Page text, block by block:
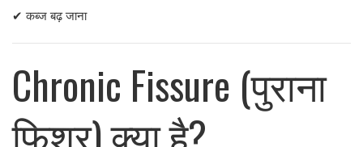
✔ कब्ज बढ़ जाना
Chronic Fissure (पुराना
फिशर) क्या है?